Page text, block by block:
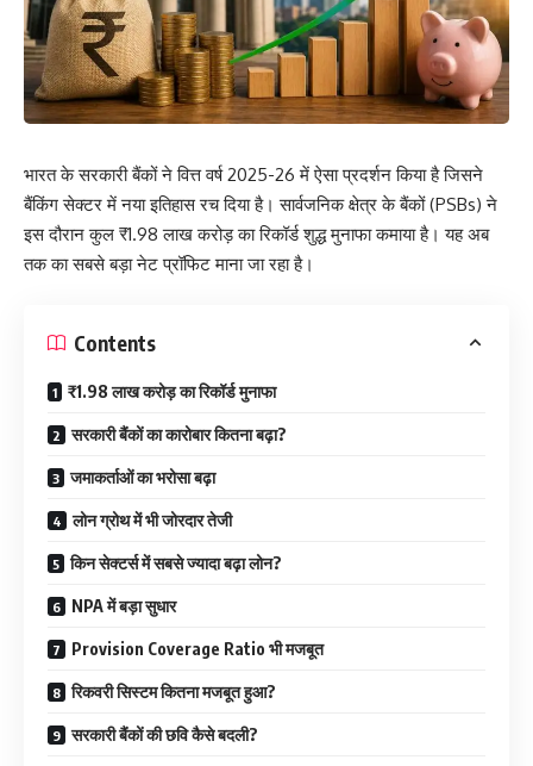
भारत के सरकारी बैंकों ने वित्त वर्ष 2025-26 में ऐसा प्रदर्शन किया है जिसने
बैंकिंग सेक्टर में नया इतिहास रच दिया है। सार्वजनिक क्षेत्र के बैंकों (PSBs) ने
इस दौरान कुल ₹1.98 लाख करोड़ का रिकॉर्ड शुद्ध मुनाफा कमाया है। यह अब
तक का सबसे बड़ा नेट प्रॉफिट माना जा रहा है।
Contents
₹1.98 लाख करोड़ का रिकॉर्ड मुनाफा
सरकारी बैंकों का कारोबार कितना बढ़ा?
जमाकर्ताओं का भरोसा बढ़ा
लोन ग्रोथ में भी जोरदार तेजी
किन सेक्टर्स में सबसे ज्यादा बढ़ा लोन?
NPA में बड़ा सुधार
Provision Coverage Ratio भी मजबूत
रिकवरी सिस्टम कितना मजबूत हुआ?
सरकारी बैंकों की छवि कैसे बदली?